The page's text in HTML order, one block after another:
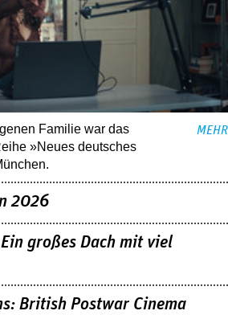
Familie war das
»Neues deutsches
MEHR
2026
großes Dach mit viel
British Postwar Cinema